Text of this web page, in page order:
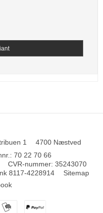
1
4700 Næstved
: 70 22 70 66
CVR-nummer: 35243070
8117-4228914
Sitemap